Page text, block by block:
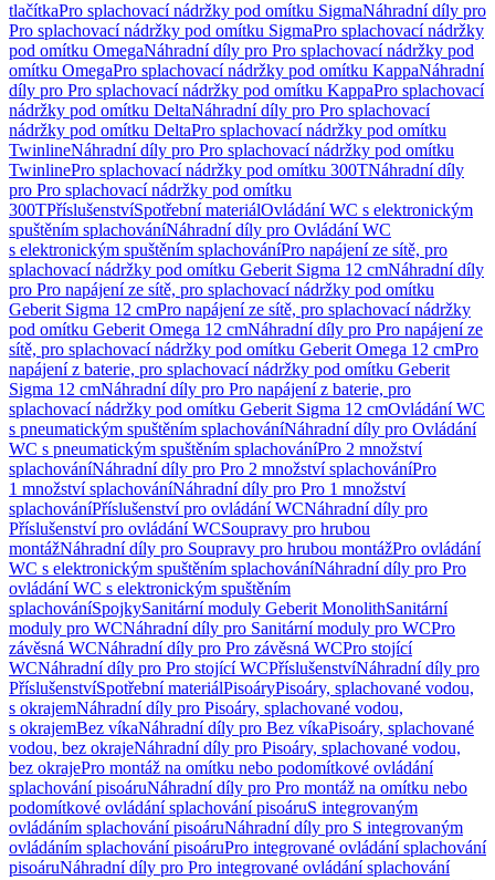
tlačítkaPro splachovací nádržky pod omítku SigmaNáhradní díly pro
Pro splachovací nádržky pod omítku SigmaPro splachovací nádržky
pod omítku OmegaNáhradní díly pro Pro splachovací nádržky pod
omítku OmegaPro splachovací nádržky pod omítku KappaNáhradní
díly pro Pro splachovací nádržky pod omítku KappaPro splachovací
nádržky pod omítku DeltaNáhradní díly pro Pro splachovací
nádržky pod omítku DeltaPro splachovací nádržky pod omítku
TwinlineNáhradní díly pro Pro splachovací nádržky pod omítku
TwinlinePro splachovací nádržky pod omítku 300TNáhradní díly
pro Pro splachovací nádržky pod omítku
300TPříslušenstvíSpotřební materiálOvládání WC s elektronickým
spuštěním splachováníNáhradní díly pro Ovládání WC
s elektronickým spuštěním splachováníPro napájení ze sítě, pro
splachovací nádržky pod omítku Geberit Sigma 12 cmNáhradní díly
pro Pro napájení ze sítě, pro splachovací nádržky pod omítku
Geberit Sigma 12 cmPro napájení ze sítě, pro splachovací nádržky
pod omítku Geberit Omega 12 cmNáhradní díly pro Pro napájení ze
sítě, pro splachovací nádržky pod omítku Geberit Omega 12 cmPro
napájení z baterie, pro splachovací nádržky pod omítku Geberit
Sigma 12 cmNáhradní díly pro Pro napájení z baterie, pro
splachovací nádržky pod omítku Geberit Sigma 12 cmOvládání WC
s pneumatickým spuštěním splachováníNáhradní díly pro Ovládání
WC s pneumatickým spuštěním splachováníPro 2 množství
splachováníNáhradní díly pro Pro 2 množství splachováníPro
1 množství splachováníNáhradní díly pro Pro 1 množství
splachováníPříslušenství pro ovládání WCNáhradní díly pro
Příslušenství pro ovládání WCSoupravy pro hrubou
montážNáhradní díly pro Soupravy pro hrubou montážPro ovládání
WC s elektronickým spuštěním splachováníNáhradní díly pro Pro
ovládání WC s elektronickým spuštěním
splachováníSpojkySanitární moduly Geberit MonolithSanitární
moduly pro WCNáhradní díly pro Sanitární moduly pro WCPro
závěsná WCNáhradní díly pro Pro závěsná WCPro stojící
WCNáhradní díly pro Pro stojící WCPříslušenstvíNáhradní díly pro
PříslušenstvíSpotřební materiálPisoáryPisoáry, splachované vodou,
s okrajemNáhradní díly pro Pisoáry, splachované vodou,
s okrajemBez víkaNáhradní díly pro Bez víkaPisoáry, splachované
vodou, bez okrajeNáhradní díly pro Pisoáry, splachované vodou,
bez okrajePro montáž na omítku nebo podomítkové ovládání
splachování pisoáruNáhradní díly pro Pro montáž na omítku nebo
podomítkové ovládání splachování pisoáruS integrovaným
ovládáním splachování pisoáruNáhradní díly pro S integrovaným
ovládáním splachování pisoáruPro integrované ovládání splachování
pisoáruNáhradní díly pro Pro integrované ovládání splachování